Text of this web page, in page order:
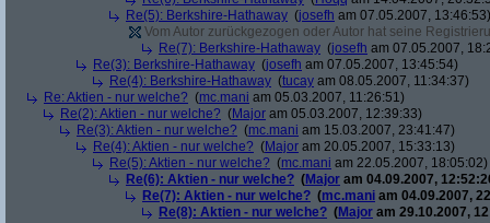
Re(5): Berkshire-Hathaway (josefh am 07.05.2007, 13:46:53)
Vom Autor zurückgezogen oder Autor hat seine
Re(7): Berkshire-Hathaway (josefh am 07.05.2007,
Re(3): Berkshire-Hathaway (josefh am 07.05.2007, 13:45:54)
Re(4): Berkshire-Hathaway (tucay am 08.05.2007, 11:34:37)
Re: Aktien - nur welche? (mc.mani am 05.03.2007, 11:26:51)
Re(2): Aktien - nur welche? (Major am 05.03.2007, 12:39:33)
Re(3): Aktien - nur welche? (mc.mani am 15.03.2007, 23:41:47)
Re(4): Aktien - nur welche? (Major am 20.05.2007, 15:33:13)
Re(5): Aktien - nur welche? (mc.mani am 22.05.2007, 18:05:02)
Re(6): Aktien - nur welche? (Major am 04.09.2007,
Re(7): Aktien - nur welche? (mc.mani am 04.09.2007,
Re(8): Aktien - nur welche? (Major am 29.10.2007,